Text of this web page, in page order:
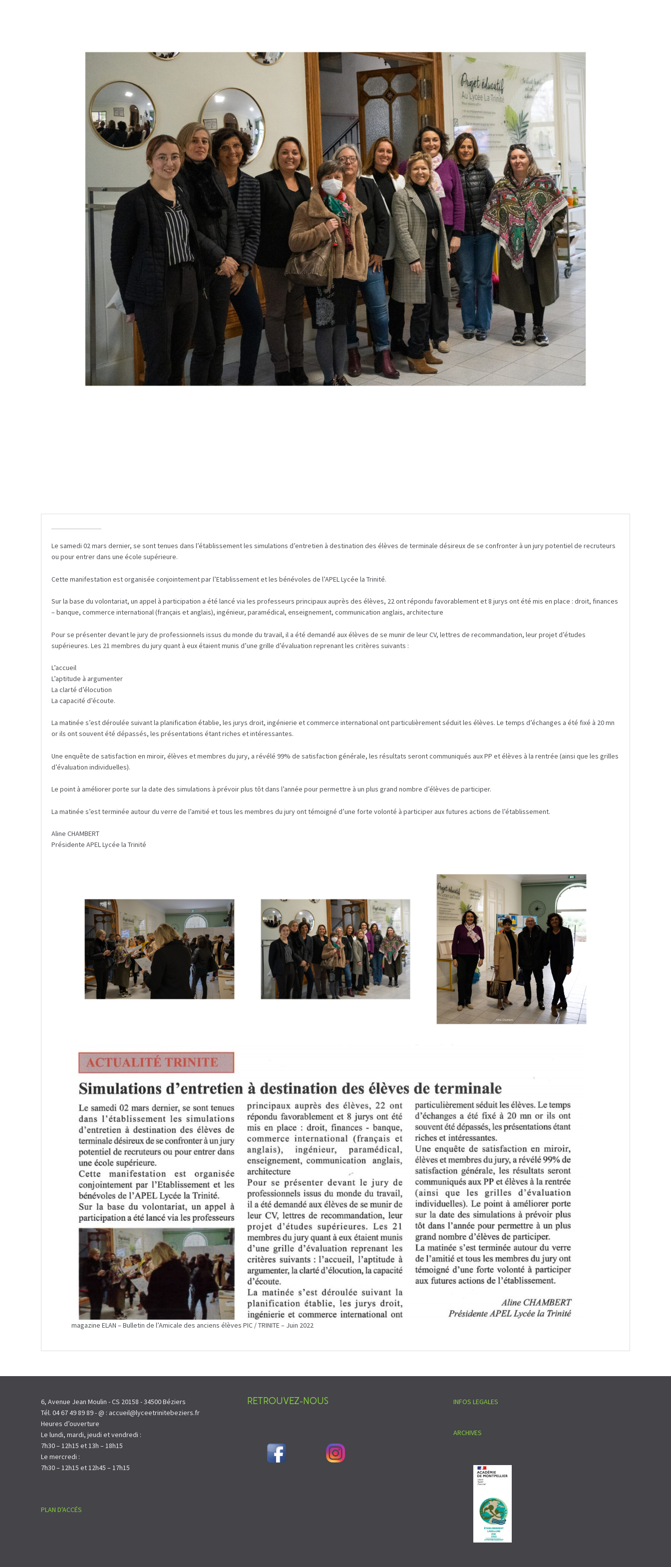
Le samedi 02 mars dernier, se sont tenues dans l’établissement les simulations d’entretien à destination des élèves de terminale désireux de se confronter à un jury potentiel de recruteurs
ou pour entrer dans une école supérieure.
Cette manifestation est organisée conjointement par l’Etablissement et les bénévoles de l’APEL Lycée la Trinité.
Sur la base du volontariat, un appel à participation a été lancé via les professeurs principaux auprès des élèves, 22 ont répondu favorablement et 8 jurys ont été mis en place : droit, finances
– banque, commerce international (français et anglais), ingénieur, paramédical, enseignement, communication anglais, architecture
Pour se présenter devant le jury de professionnels issus du monde du travail, il a été demandé aux élèves de se munir de leur CV, lettres de recommandation, leur projet d’études
supérieures. Les 21 membres du jury quant à eux étaient munis d’une grille d’évaluation reprenant les critères suivants :
L’accueil
L’aptitude à argumenter
La clarté d’élocution
La capacité d’écoute.
La matinée s’est déroulée suivant la planification établie, les jurys droit, ingénierie et commerce international ont particulièrement séduit les élèves. Le temps d’échanges a été fixé à 20 mn
or ils ont souvent été dépassés, les présentations étant riches et intéressantes.
Une enquête de satisfaction en miroir, élèves et membres du jury, a révélé 99% de satisfaction générale, les résultats seront communiqués aux PP et élèves à la rentrée (ainsi que les grilles
d’évaluation individuelles).
Le point à améliorer porte sur la date des simulations à prévoir plus tôt dans l’année pour permettre à un plus grand nombre d’élèves de participer.
La matinée s’est terminée autour du verre de l’amitié et tous les membres du jury ont témoigné d’une forte volonté à participer aux futures actions de l’établissement.
Aline CHAMBERT
Présidente APEL Lycée la Trinité
magazine ELAN – Bulletin de l’Amicale des anciens élèves PIC / TRINITE – Juin 2022
6, Avenue Jean Moulin - CS 20158 - 34500 Béziers
Tél. 04 67 49 89 89 - @ : accueil@lyceetrinitebeziers.fr
Heures d’ouverture
Le lundi, mardi, jeudi et vendredi :
7h30 – 12h15 et 13h – 18h15
Le mercredi :
7h30 – 12h15 et 12h45 – 17h15
PLAN D'ACCÉS
RETROUVEZ-NOUS INFOS LEGALES
ARCHIVES